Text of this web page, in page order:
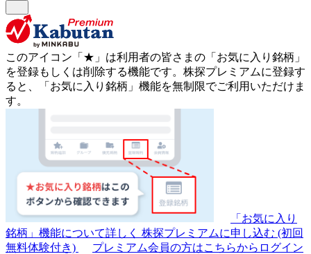
このアイコン 「★」 は利用者の皆さまの 「お気に入り銘柄」
を登録もしくは削除する機能です。 株探プレミアムに登録す
ると、「お気に入り銘柄」機能を無制限でご利用いただけま
す。
「お気に入り
銘柄」機能について詳しく 株探プレミアムに申し込む (初回
無料体験付き)
プレミアム会員の方はこちらからログイン